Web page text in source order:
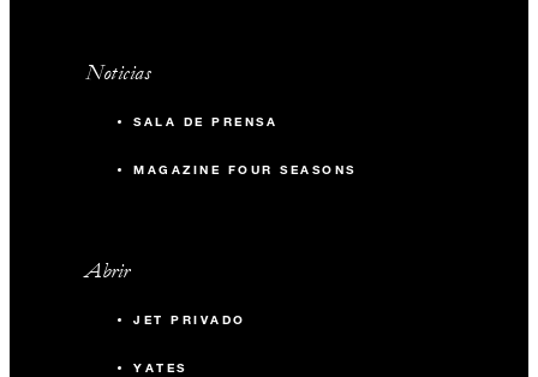
Noticias
SALA DE PRENSA
MAGAZINE FOUR SEASONS
Abrir
JET PRIVADO
YATES